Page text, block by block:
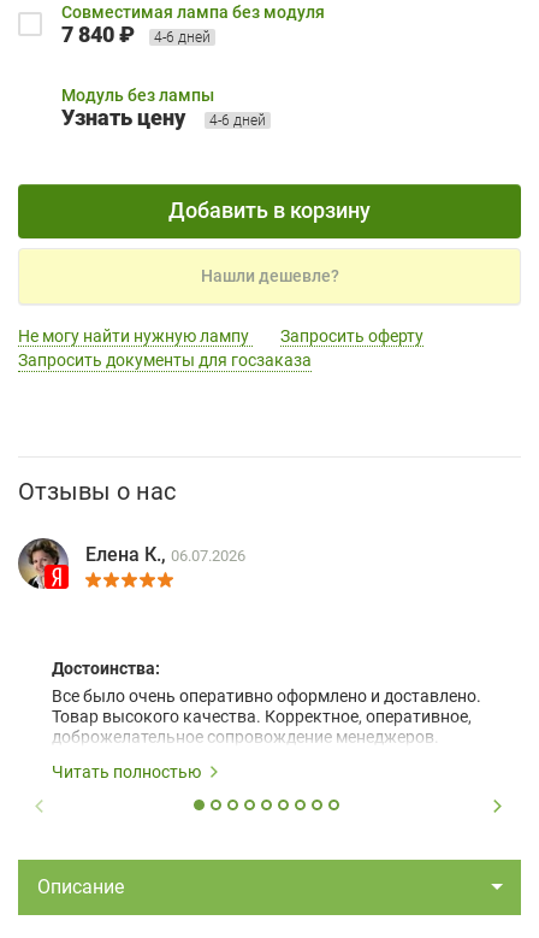
Совместимая лампа без модуля
7 840 ₽ 4-6 дней
Модуль без лампы
Узнать цену 4-6 дней
Добавить в корзину
Нашли дешевле?
Не могу найти нужную лампу
Запросить оферту
Запросить документы для госзаказа
Отзывы о нас
Елена К., 06.07.2026
Достоинства:
Все было очень оперативно оформлено и доставлено.
Товар высокого качества. Корректное, оперативное,
доброжелательное сопровождение менеджеров.
Читать полностью
Описание